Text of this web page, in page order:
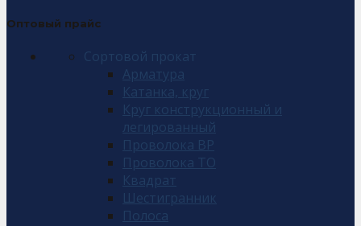
Оптовый прайс
Сортовой прокат
Арматура
Катанка, круг
Круг конструкционный и
легированный
Проволока ВР
Проволока ТО
Квадрат
Шестигранник
Полоса